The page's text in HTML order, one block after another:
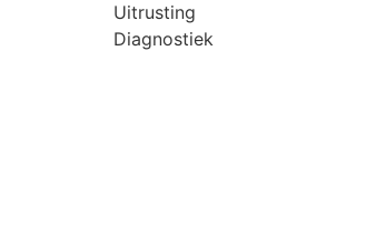
Uitrusting
Diagnostiek